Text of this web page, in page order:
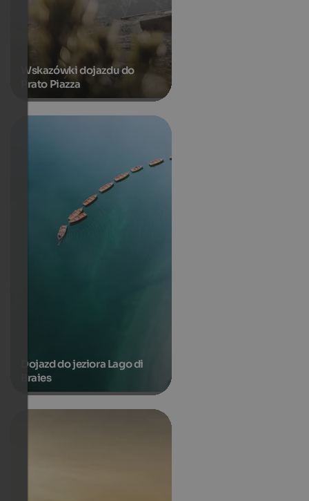
Wskazówki dojazdu do
Prato Piazza
Dojazd do jeziora Lago di
Braies